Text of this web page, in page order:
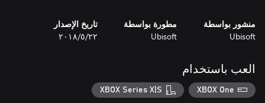
منشور بواسطة
Ubisoft
مطورة بواسطة
Ubisoft
تاريخ الإصدار
٢٢‏/٥‏/٢٠١٨
العب باستخدام
XBOX One
XBOX Series X|S